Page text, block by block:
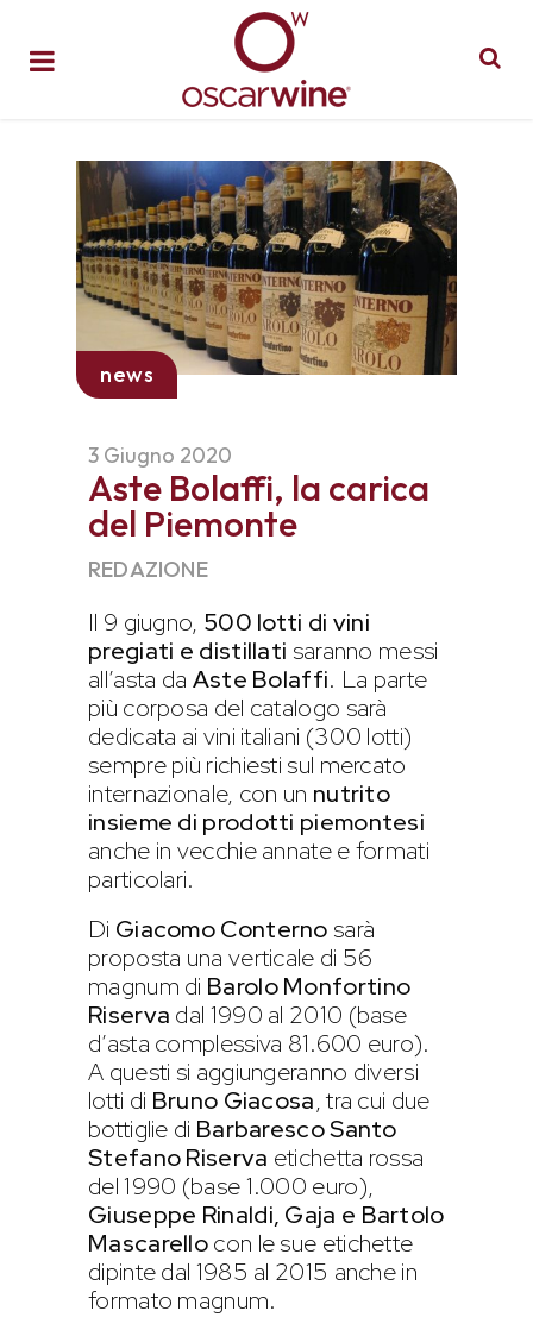
news
3 Giugno 2020
Aste Bolaffi, la carica
del Piemonte
REDAZIONE
Il 9 giugno, 500 lotti di vini
pregiati e distillati saranno messi
all’asta da Aste Bolaffi. La parte
più corposa del catalogo sarà
dedicata ai vini italiani (300 lotti)
sempre più richiesti sul mercato
internazionale, con un nutrito
insieme di prodotti piemontesi
anche in vecchie annate e formati
particolari.
Di Giacomo Conterno sarà
proposta una verticale di 56
magnum di Barolo Monfortino
Riserva dal 1990 al 2010 (base
d’asta complessiva 81.600 euro).
A questi si aggiungeranno diversi
lotti di Bruno Giacosa, tra cui due
bottiglie di Barbaresco Santo
Stefano Riserva etichetta rossa
del 1990 (base 1.000 euro),
Giuseppe Rinaldi, Gaja e Bartolo
Mascarellocon le sue etichette
dipinte dal 1985 al 2015 anche in
formato magnum.